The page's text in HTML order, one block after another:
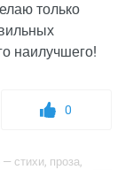
только
наилучшего!
0
стихи, проза,